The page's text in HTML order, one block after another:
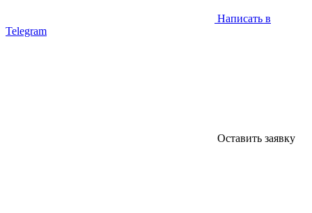
Написать в
Telegram
Оставить заявку